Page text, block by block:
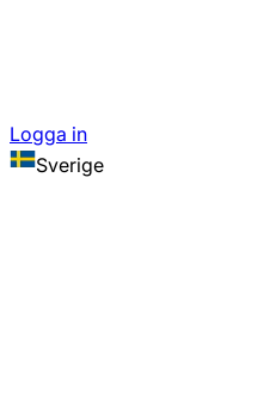
Logga in
Sverige